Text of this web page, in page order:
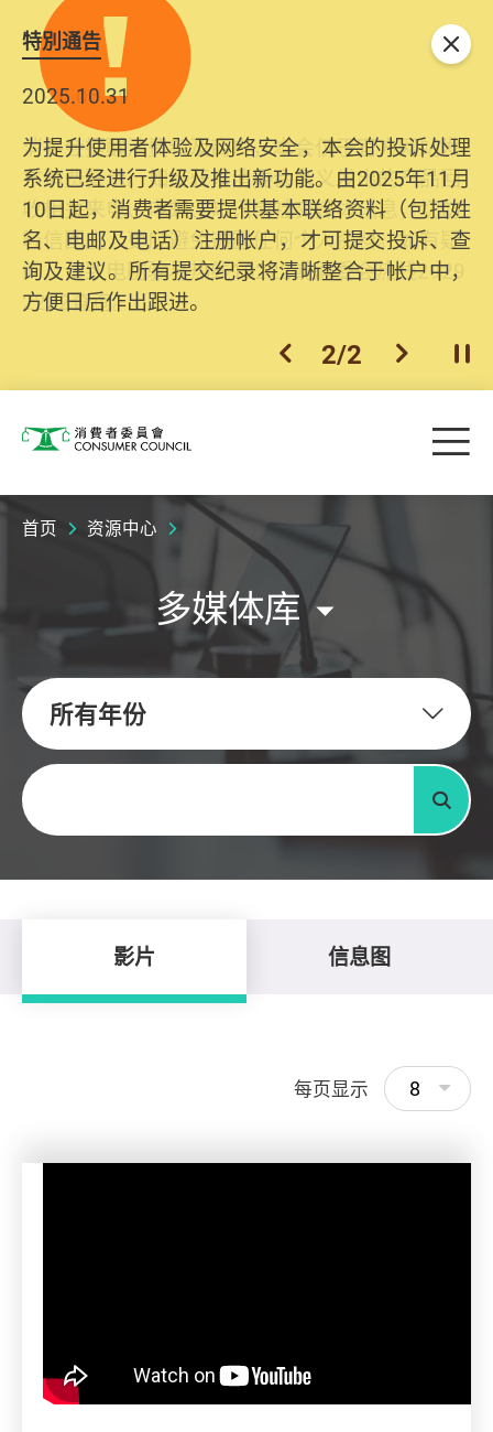
特別通告
2025.10.31
为提升使用者体验及网络安全，本会的投诉处理
系统已经进行升级及推出新功能。由2025年11月
10日起，消费者需要提供基本联络资料（包括姓
名、电邮及电话）注册帐户，才可提交投诉、查
询及建议。所有提交纪录将清晰整合于帐户中，
方便日后作出跟进。
上一个
2/2 下一个开
关闭
消费者委员会 目
首页 资源中心
多媒体库
所有年份
关键字
搜寻
影片 信息图
每页显示 8